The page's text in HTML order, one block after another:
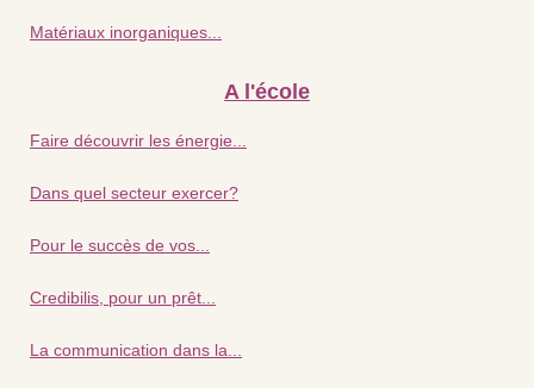
Matériaux inorganiques...
A l'école
Faire découvrir les énergie...
Dans quel secteur exercer?
Pour le succès de vos...
Credibilis, pour un prêt...
La communication dans la...